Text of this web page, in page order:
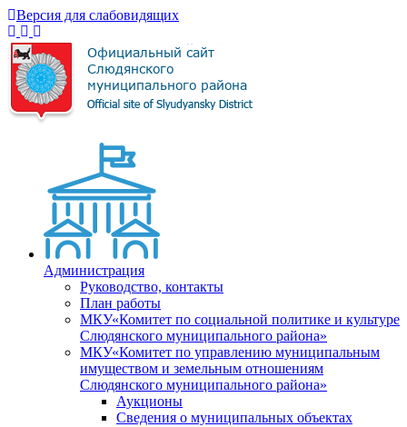
Версия для слабовидящих
Администрация
Руководство, контакты
План работы
МКУ«Комитет по социальной политике и культуре
Слюдянского муниципального района»
МКУ«Комитет по управлению муниципальным
имуществом и земельным отношениям
Слюдянского муниципального района»
Аукционы
Сведения о муниципальных объектах